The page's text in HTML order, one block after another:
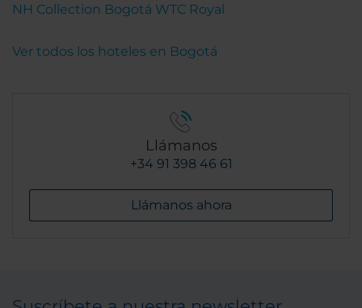
NH Collection Bogotá WTC Royal
Ver todos los hoteles en Bogotá
Llámanos
+34 91 398 46 61
Llámanos ahora